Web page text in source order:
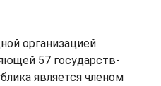
организацией
57 государств-
является членом